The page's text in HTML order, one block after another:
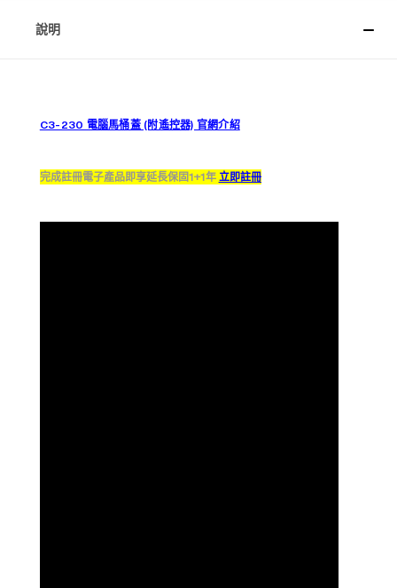
說明
C3-230 電腦馬桶蓋 (附遙控器) 官網介紹
完成註冊電子產品即享延長保固1+1年立即註冊